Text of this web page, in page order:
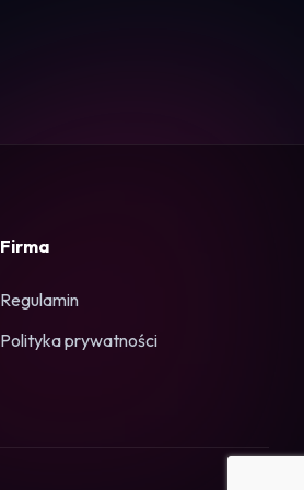
Firma
Regulamin
Polityka prywatności